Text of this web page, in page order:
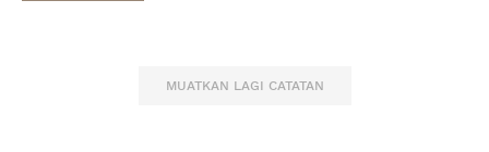
MUATKAN LAGI CATATAN